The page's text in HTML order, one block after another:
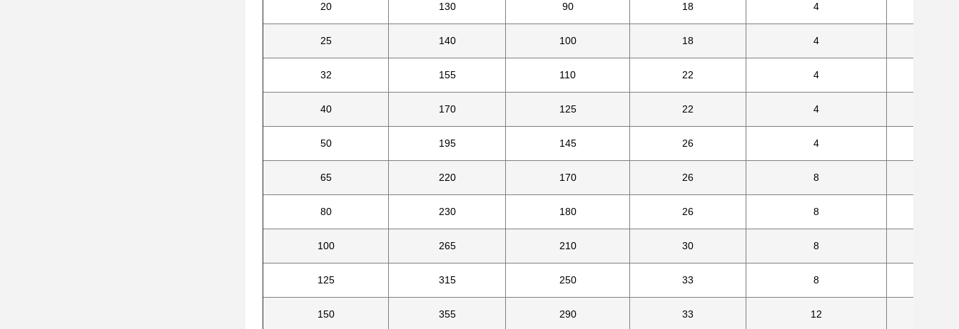
20 130 90 18 4
25 140 100 18 4
32 155 110 22 4
40 170 125 22 4
50 195 145 26 4
65 220 170 26 8
80 230 180 26 8
100 265 210 30 8
125 315 250 33 8
150 355 290 33 12